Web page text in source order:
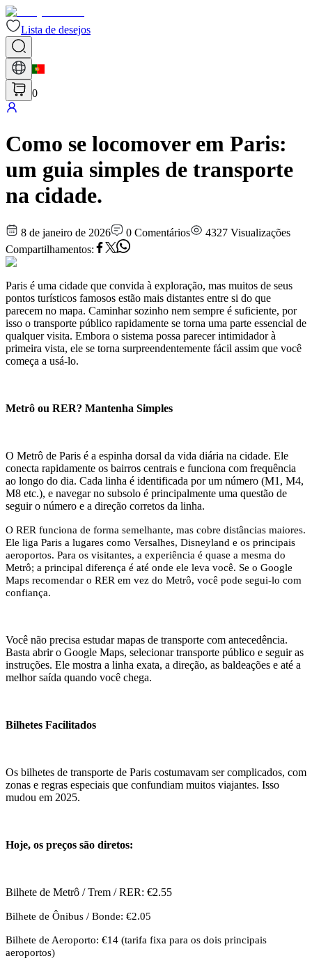
Lista de desejos
0
Como se locomover em Paris:
um guia simples de transporte
na cidade.
8 de janeiro de 2026 0 Comentários 4327 Visualizações
Compartilhamentos:
Paris é uma cidade que convida à exploração, mas muitos de seus
pontos turísticos famosos estão mais distantes entre si do que
parecem no mapa. Caminhar sozinho nem sempre é suficiente, por
isso o transporte público rapidamente se torna uma parte essencial de
qualquer visita. Embora o sistema possa parecer intimidador à
primeira vista, ele se torna surpreendentemente fácil assim que você
começa a usá-lo.
Metrô ou RER? Mantenha Simples
O Metrô de Paris é a espinha dorsal da vida diária na cidade. Ele
conecta rapidamente os bairros centrais e funciona com frequência
ao longo do dia. Cada linha é identificada por um número (M1, M4,
M8 etc.), e navegar no subsolo é principalmente uma questão de
seguir o número e a direção corretos da linha.
O RER funciona de forma semelhante, mas cobre distâncias maiores.
Ele liga Paris a lugares como Versalhes, Disneyland e os principais
aeroportos. Para os visitantes, a experiência é quase a mesma do
Metrô; a principal diferença é até onde ele leva você. Se o Google
Maps recomendar o RER em vez do Metrô, você pode segui-lo com
confiança.
Você não precisa estudar mapas de transporte com antecedência.
Basta abrir o Google Maps, selecionar transporte público e seguir as
instruções. Ele mostra a linha exata, a direção, as baldeações e até a
melhor saída quando você chega.
Bilhetes Facilitados
Os bilhetes de transporte de Paris costumavam ser complicados, com
zonas e regras especiais que confundiam muitos viajantes. Isso
mudou em 2025.
Hoje, os preços são diretos:
Bilhete de Metrô / Trem / RER: €2.55
Bilhete de Ônibus / Bonde: €2.05
Bilhete de Aeroporto: €14 (tarifa fixa para os dois principais
aeroportos)